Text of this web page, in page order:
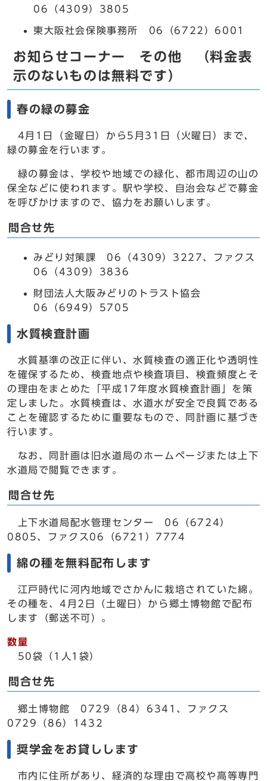
06（4309）3805
東大阪社会保険事務所 06（6722）6001
お知らせコーナー その他 （料金表
示のないものは無料です）
春の緑の募金
4月1日（金曜日）から5月31日（火曜日）まで、
緑の募金を行います。
緑の募金は、学校や地域での緑化、都市周辺の山の
保全などに使われます。駅や学校、自治会などで募金
を呼びかけますので、協力をお願いします。
問合せ先
みどり対策課 06（4309）3227、ファクス
06（4309）3836
財団法人大阪みどりのトラスト協会
06（6949）5705
水質検査計画
水質基準の改正に伴い、水質検査の適正化や透明性
を確保するため、検査地点や検査項目、検査頻度とそ
の理由をまとめた「平成17年度水質検査計画」を策
定しました。水質検査は、水道水が安全で良質である
ことを確認するために重要なもので、同計画に基づき
行います。
なお、同計画は旧水道局のホームページまたは上下
水道局で閲覧できます。
問合せ先
上下水道局配水管理センター 06（6724）
0805、ファクス06（6721）7774
綿の種を無料配布します
江戸時代に河内地域でさかんに栽培されていた綿。
その種を、4月2日（土曜日）から郷土博物館で配布
します（郵送不可）。
数量
50袋（1人1袋）
問合せ先
郷土博物館 0729（84）6341、ファクス
0729（86）1432
奨学金をお貸しします
市内に住所があり、経済的な理由で高校や高等専門